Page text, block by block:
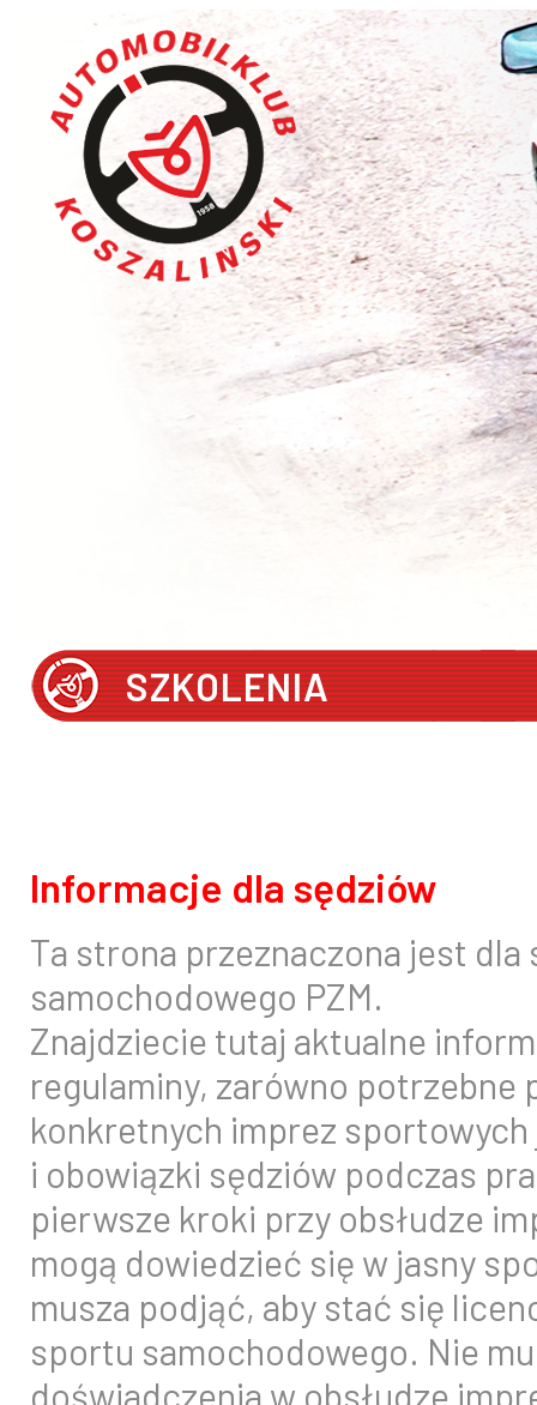
SZKOLENIA
Informacje dla sędziów
Ta strona przeznaczona jest
samochodowego PZM.
Znajdziecie tutaj aktualne
regulaminy, zarówno potrzebne
konkretnych imprez
i obowiązki sędziów podczas
pierwsze kroki przy obsłudze
mogą dowiedzieć się w jasny
musza podjąć, aby stać się
sportu samochodowego. Nie
doświadczenia w obsłudze